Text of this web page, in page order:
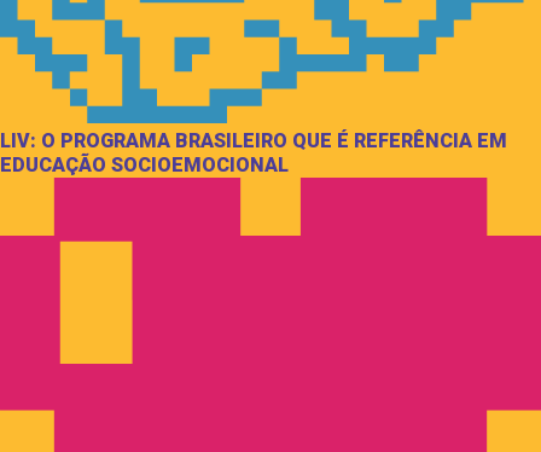
LIV: O PROGRAMA BRASILEIRO QUE É REFERÊNCIA EM
EDUCAÇÃO SOCIOEMOCIONAL